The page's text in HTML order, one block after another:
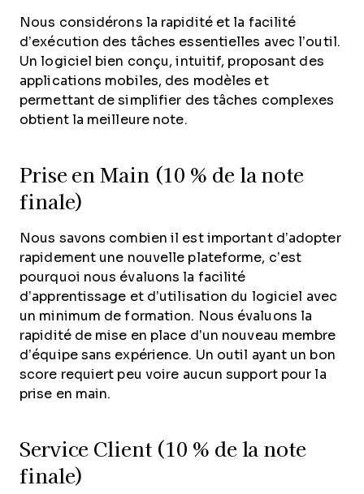
Nous considérons la rapidité et la facilité
d’exécution des tâches essentielles avec l’outil.
Un logiciel bien conçu, intuitif, proposant des
applications mobiles, des modèles et
permettant de simplifier des tâches complexes
obtient la meilleure note.
Prise en Main (10 % de la note
finale)
Nous savons combien il est important d’adopter
rapidement une nouvelle plateforme, c’est
pourquoi nous évaluons la facilité
d’apprentissage et d’utilisation du logiciel avec
un minimum de formation. Nous évaluons la
rapidité de mise en place d’un nouveau membre
d’équipe sans expérience. Un outil ayant un bon
score requiert peu voire aucun support pour la
prise en main.
Service Client (10 % de la note
finale)